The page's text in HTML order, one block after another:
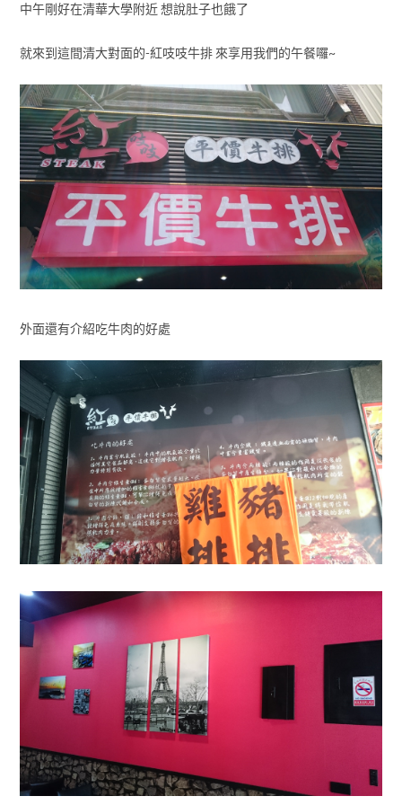
中午剛好在清華大學附近 想說肚子也餓了
就來到這間清大對面的-紅吱吱牛排 來享用我們的午餐囉~
外面還有介紹吃牛肉的好處